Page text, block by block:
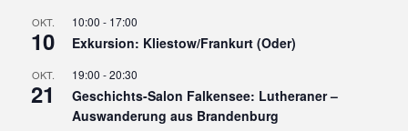
OKT.
10
10:00 - 17:00
Exkursion: Kliestow/Frankurt (Oder)
OKT.
21
19:00 -20:30
Geschichts-Salon Falkensee: Lutheraner –
Auswanderung aus Brandenburg